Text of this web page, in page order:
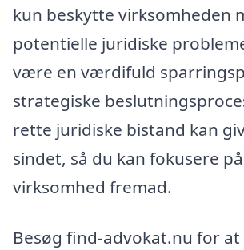
kun beskytte virksomheden
potentielle juridiske
være en værdifuld
strategiske
rette juridiske bistand kan
sindet, så du kan fokusere
virksomhed fremad.
Besøg find-advokat.nu for